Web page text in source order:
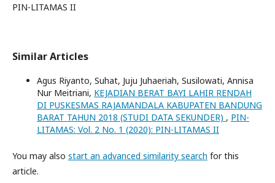
PIN-LITAMAS II
Similar Articles
Agus Riyanto, Suhat, Juju Juhaeriah, Susilowati, Annisa
Nur Meitriani, KEJADIAN BERAT BAYI LAHIR RENDAH
DI PUSKESMAS RAJAMANDALA KABUPATEN BANDUNG
BARAT TAHUN 2018 (STUDI DATA SEKUNDER) , PIN-
LITAMAS: Vol. 2 No. 1 (2020): PIN-LITAMAS II
You may also start an advanced similarity search for this
article.